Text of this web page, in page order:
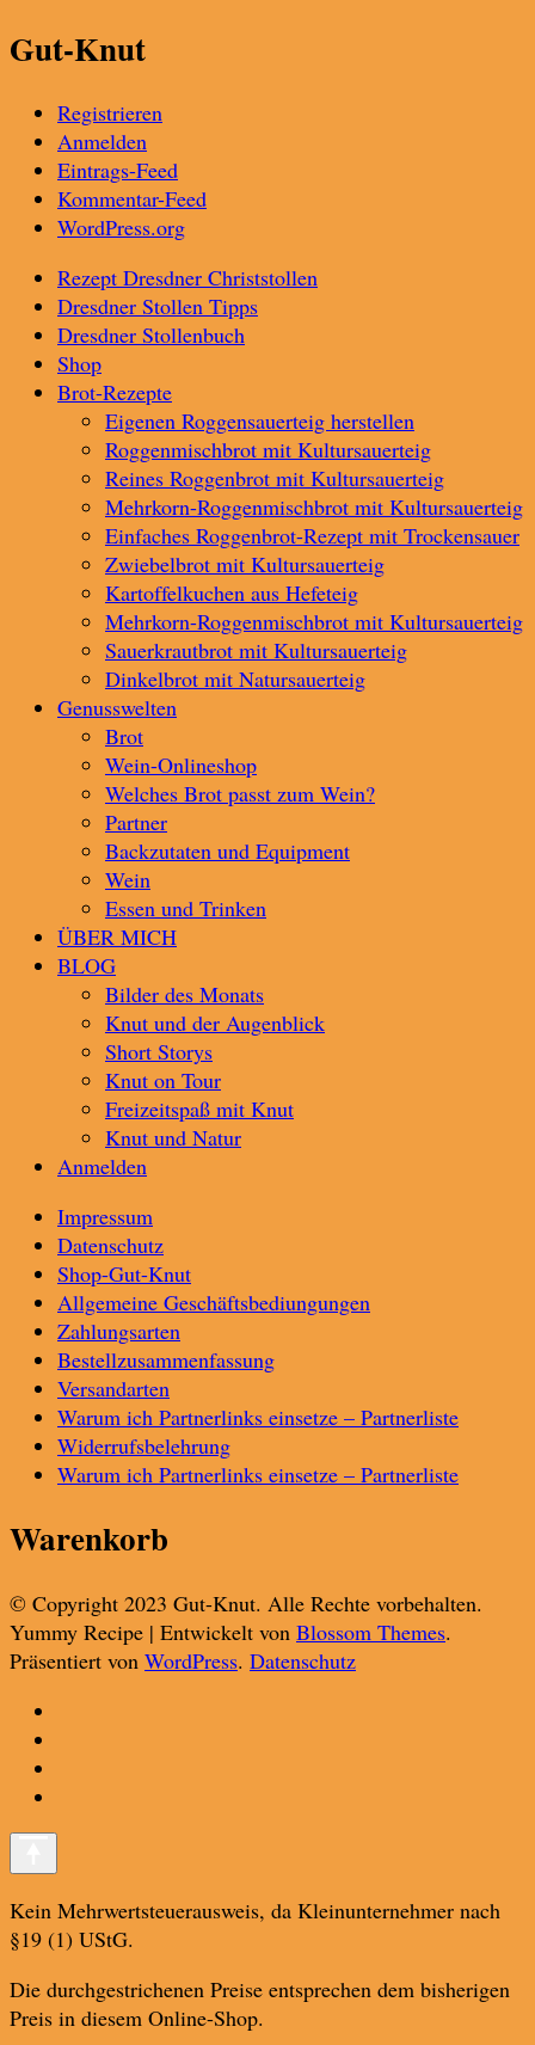
Gut-Knut
Registrieren
Anmelden
Eintrags-Feed
Kommentar-Feed
WordPress.org
Rezept Dresdner Christstollen
Dresdner Stollen Tipps
Dresdner Stollenbuch
Shop
Brot-Rezepte
Eigenen Roggensauerteig herstellen
Roggenmischbrot mit Kultursauerteig
Reines Roggenbrot mit Kultursauerteig
Mehrkorn-Roggenmischbrot mit Kultursauerteig
Einfaches Roggenbrot-Rezept mit Trockensauer
Zwiebelbrot mit Kultursauerteig
Kartoffelkuchen aus Hefeteig
Mehrkorn-Roggenmischbrot mit Kultursauerteig
Sauerkrautbrot mit Kultursauerteig
Dinkelbrot mit Natursauerteig
Genusswelten
Brot
Wein-Onlineshop
Welches Brot passt zum Wein?
Partner
Backzutaten und Equipment
Wein
Essen und Trinken
ÜBER MICH
BLOG
Bilder des Monats
Knut und der Augenblick
Short Storys
Knut on Tour
Freizeitspaß mit Knut
Knut und Natur
Anmelden
Impressum
Datenschutz
Shop-Gut-Knut
Allgemeine Geschäftsbediungungen
Zahlungsarten
Bestellzusammenfassung
Versandarten
Warum ich Partnerlinks einsetze – Partnerliste
Widerrufsbelehrung
Warum ich Partnerlinks einsetze – Partnerliste
Warenkorb
© Copyright 2023 Gut-Knut. Alle Rechte vorbehalten.
Yummy Recipe | Entwickelt von Blossom Themes.
Präsentiert von WordPress. Datenschutz
Kein Mehrwertsteuerausweis, da Kleinunternehmer nach
§19 (1) UStG.
Die durchgestrichenen Preise entsprechen dem bisherigen
Preis in diesem Online-Shop.